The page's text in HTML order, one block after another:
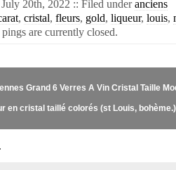
signés, époque
à l’or fin. Réservoir
état, ni fêle et ni
DU LUNDI
de vos commandes
les frais d’expédition.
Cet item est
20th, 2022 :: Filed underanciens
, cristal, fleurs, gold, liqueur, louis,
are currently closed.
Grand 6 Verres A Vin Cristal Taille
en cristal taillé colorés (st Louis, bohème.)